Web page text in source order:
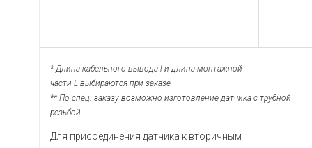
* Длина кабельного вывода l и длина монтажной
части L выбираются при заказе.
** По спец. заказу возможно изготовление датчика с трубной
резьбой.
Для присоединения датчика к вторичным